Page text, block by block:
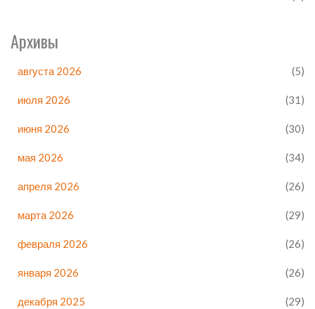
Архивы
августа 2026 (5)
июля 2026 (31)
июня 2026 (30)
мая 2026 (34)
апреля 2026 (26)
марта 2026 (29)
февраля 2026 (26)
января 2026 (26)
декабря 2025 (29)